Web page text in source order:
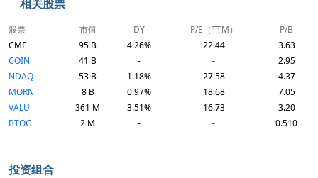
相关股票
股票 市值 DY P/E（TTM）
P/B
CME
95 B 4.26% 22.44
3.63
COIN
41 B - -
2.95
NDAQ
53 B 1.18% 27.58
4.37
MORN
8 B 0.97% 18.68
7.05
VALU
361 M 3.51% 16.73
3.20
BTOG
2 M - - 0.510
投资组合